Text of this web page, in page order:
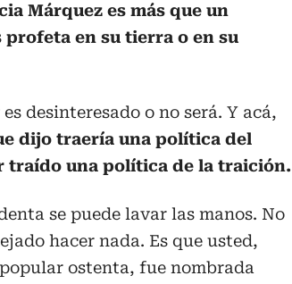
Márquez es más que un
en su tierra o en su
desinteresado o no será. Y acá,
dijo traería una política del
traído una política de la traición.
se puede lavar las manos. No
hacer nada. Es que usted,
ostenta, fue nombrada